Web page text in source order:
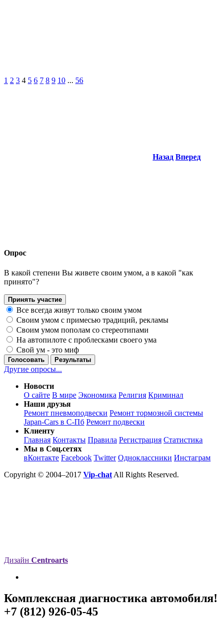
1 2 3 4 5 6 7 8 9 10 ... 56
Назад Вперед
Опрос
В какой степени Вы живете своим умом, а в какой "как
принято"?
Принять участие
Все всегда живут только своим умом
Своим умом с примесью традиций, рекламы
Своим умом пополам со стереотипами
На автопилоте с проблесками своего ума
Свой ум - это миф
Голосовать Результаты
Другие опросы...
Новости
О сайте В мире Экономика Религия Криминал
Наши друзья
Ремонт пневмоподвески Ремонт тормозной системы
Japan-Cars в С-Пб Ремонт подвески
Клиенту
Главная Контакты Правила Регистрация Статистика
Мы в Соц.сетях
вКонтакте Facebook Twitter Одноклассники Инстаграм
Copyright © 2004–2017 Vip-chat All Rights Reserved.
Дизайн Centroarts
Комплексная диагностика автомобиля!
+7 (812) 926-05-45